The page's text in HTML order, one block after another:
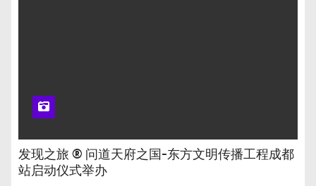
发现之旅 ® 问道天府之国-东方文明传播工程成都
站启动仪式举办